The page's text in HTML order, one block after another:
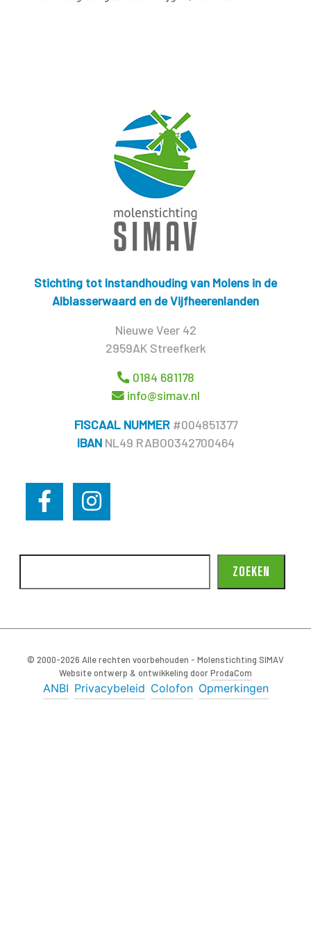
Stichting tot Instandhouding van Molens in de
Alblasserwaard en de Vijfheerenlanden
Nieuwe Veer 42
2959AK Streefkerk
0184 681178
info@simav.nl
FISCAAL NUMMER#004851377
IBAN NL49 RABO0342700464
ZOEKEN
© 2000-2026 Alle rechten voorbehouden - Molenstichting SIMAV
Website ontwerp & ontwikkeling doorProdaCom
ANBI Privacybeleid Colofon Opmerkingen